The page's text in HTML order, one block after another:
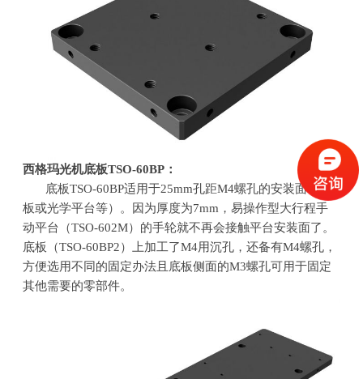
西格玛光机底板TSO-60BP ：
底板TSO-60BP适用于25mm孔距M4螺孔的安装面（平
板或光学平台等）。因为厚度为7mm ，易操作型大行程手
动平台（TSO-602M）的手轮就不再会接触平台安装面了。
底板（TSO-60BP2）上加工了M4用沉孔，还备有M4螺孔，
方便选用不同的固定办法且底板侧面的M3螺孔可用于固定
其他需要的零部件。